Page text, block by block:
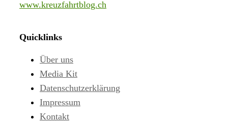
www.kreuzfahrtblog.ch
Quicklinks
Über uns
Media Kit
Datenschutzerklärung
Impressum
Kontakt